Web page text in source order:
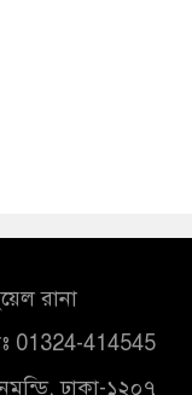
রানা
01324-414545
ঢাকা-১২০৭